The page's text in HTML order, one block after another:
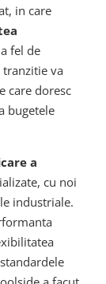
in care
fel de
va
care doresc
bugetele
a
cu noi
industriale.